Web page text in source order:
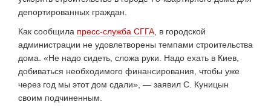
депортированных граждан.
Как сообщила пресс-служба СГГА , в городской
администрации не удовлетворены темпами строительства
дома. «Не надо сидеть, сложа руки. Надо ехать в Киев,
добиваться необходимого финансирования, чтобы уже
через год мы этот дом сдали», — заявил С. Куницын
своим подчиненным.